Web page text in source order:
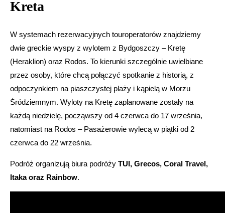
Kreta
W systemach rezerwacyjnych touroperatorów znajdziemy
dwie greckie wyspy z wylotem z Bydgoszczy – Kretę
(Heraklion) oraz Rodos. To kierunki szczególnie uwielbiane
przez osoby, które chcą połączyć spotkanie z historią, z
odpoczynkiem na piaszczystej plaży i kąpielą w Morzu
Śródziemnym. Wyloty na Kretę zaplanowane zostały na
każdą niedzielę, począwszy od 4 czerwca do 17 września,
natomiast na Rodos – Pasażerowie wylecą w piątki od 2
czerwca do 22 września.
Podróż organizują biura podróży TUI, Grecos, Coral Travel,
Itaka oraz Rainbow.